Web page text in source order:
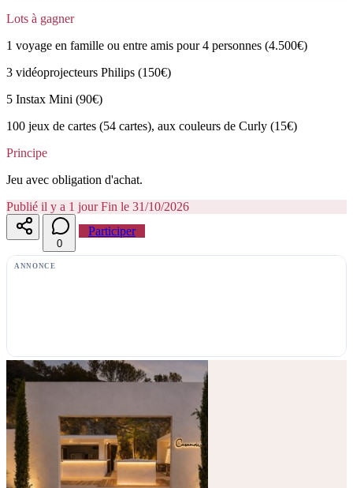
Lots à gagner
1 voyage en famille ou entre amis pour 4 personnes (4.500€)
3 vidéoprojecteurs Philips (150€)
5 Instax Mini (90€)
100 jeux de cartes (54 cartes), aux couleurs de Curly (15€)
Principe
Jeu avec obligation d'achat.
Publié il y a 1 jour Fin le 31/10/2026
0
Participer
ANNONCE